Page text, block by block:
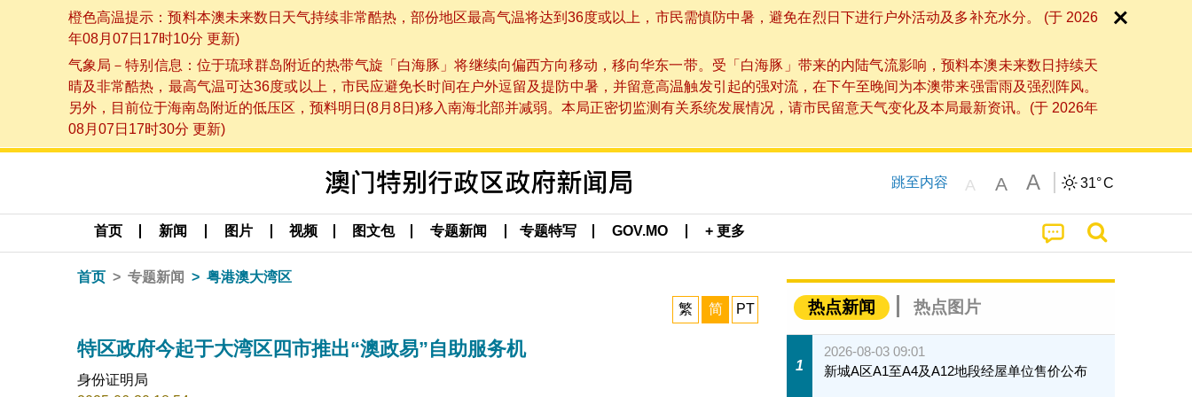
橙色高温提示：预料本澳未来数日天气持续非常酷热，部份地区最高气温将达到36度或以上，市民需慎防中暑，避免在烈日下进行户外活动及多补充水分。 (于 2026
年08月07日17时10分 更新)
气象局－特别信息：位于琉球群岛附近的热带气旋「白海豚」将继续向偏西方向移动，移向华东一带。受「白海豚」带来的内陆气流影响，预料本澳未来数日持续天
晴及非常酷热，最高气温可达36度或以上，市民应避免长时间在户外逗留及提防中暑，并留意高温触发引起的强对流，在下午至晚间为本澳带来强雷雨及强烈阵风。
另外，目前位于海南岛附近的低压区，预料明日(8月8日)移入南海北部并减弱。本局正密切监测有关系统发展情况，请市民留意天气变化及本局最新资讯。(于 2026年
08月07日17时30分 更新)
跳至内容 A A A 31°C
首页 新闻 图片 视频 图文包 专题新闻 专题特写 GOV.MO + 更多
首页 专题新闻 粤港澳大湾区
繁 简 PT
特区政府今起于大湾区四市推出“澳政易”自助服务机
身份证明局
热点新闻 热点图片
1
2026-08-03 09:01
新城A区A1至A4及A12地段经屋单位售价公布